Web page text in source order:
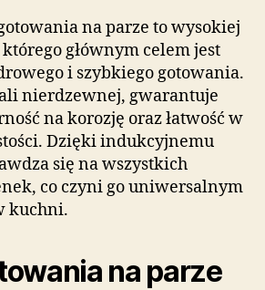
na parze to wysokiej
głównym celem jest
i szybkiego gotowania.
nierdzewnej, gwarantuje
na korozję oraz łatwość w
Dzięki indukcyjnemu
się na wszystkich
co czyni go uniwersalnym
kuchni.
na parze